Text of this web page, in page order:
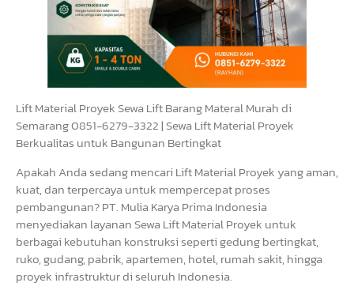
Lift Material Proyek Sewa Lift Barang Materal Murah di
Semarang 0851-6279-3322 | Sewa Lift Material Proyek
Berkualitas untuk Bangunan Bertingkat
Apakah Anda sedang mencari Lift Material Proyek yang aman,
kuat, dan terpercaya untuk mempercepat proses
pembangunan? PT. Mulia Karya Prima Indonesia
menyediakan layanan Sewa Lift Material Proyek untuk
berbagai kebutuhan konstruksi seperti gedung bertingkat,
ruko, gudang, pabrik, apartemen, hotel, rumah sakit, hingga
proyek infrastruktur di seluruh Indonesia.